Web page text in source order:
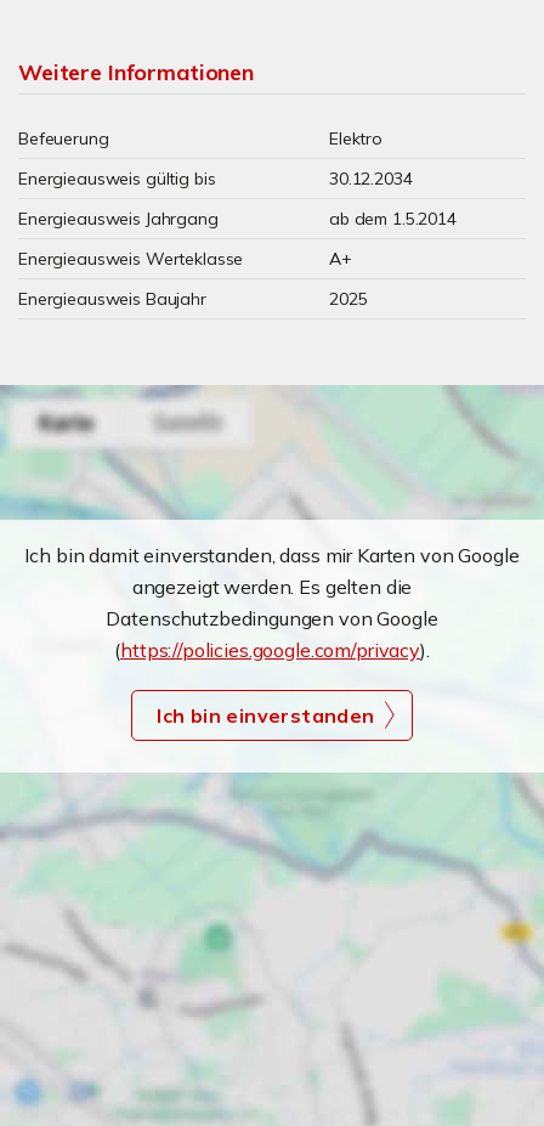
Weitere Informationen
Befeuerung
Elektro
Energieausweis gültig bis
30.12.2034
Energieausweis Jahrgang
ab dem 1.5.2014
Energieausweis Werteklasse
A+
Energieausweis Baujahr
2025
Ich bin damit einverstanden, dass mir Karten von Google
angezeigt werden. Es gelten die
Datenschutzbedingungen von Google
(https://policies.google.com/privacy).
Ich bin einverstanden